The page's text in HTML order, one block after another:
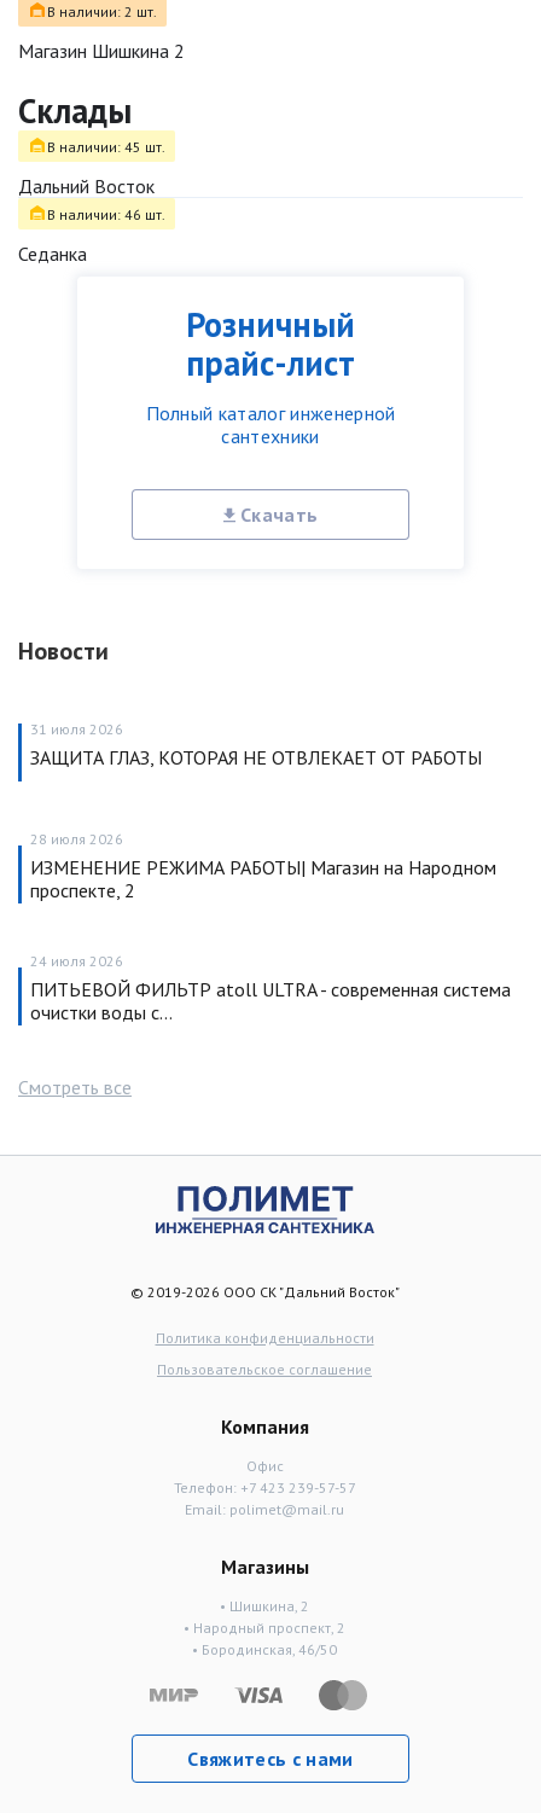
Розничный
прайс-лист
Полный каталог инженерной
сантехники
Скачать
Новости
31 июля 2026
ЗАЩИТА ГЛАЗ, КОТОРАЯ НЕ ОТВЛЕКАЕТ ОТ РАБОТЫ
28 июля 2026
ИЗМЕНЕНИЕ РЕЖИМА РАБОТЫ| Магазин на Народном
проспекте, 2
24 июля 2026
ПИТЬЕВОЙ ФИЛЬТР atoll ULTRA - современная система
очистки воды с…
Смотреть все
В наличии: 2 шт.
Магазин Шишкина 2
Склады
В наличии: 45 шт.
Дальний Восток
В наличии: 46 шт.
Седанка
© 2019-2026 ООО СК "Дальний Восток"
Политика конфиденциальности
Пользовательское соглашение
Компания
Офис
Телефон: +7 423 239-57-57
Email: polimet@mail.ru
Магазины
• Шишкина, 2
• Народный проспект, 2
• Бородинская, 46/50
Свяжитесь с нами